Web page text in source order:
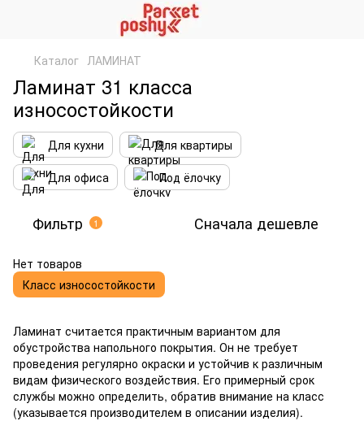
Каталог ЛАМИНАТ
Ламинат считается практичным вариантом для
обустройства напольного покрытия. Он не требует
проведения регулярно окраски и устойчив к различным
видам физического воздействия. Его примерный срок
службы можно определить, обратив внимание на класс
(указывается производителем в описании изделия).
Ламинат 31 класса
износостойкости
Для кухни
Для квартиры
Для офиса
Под ёлочку
Фильтр 1 Сначала дешевле
Нет товаров
Класс износостойкости